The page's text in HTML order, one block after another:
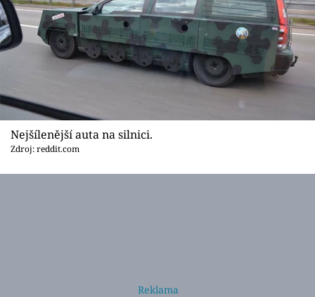
Nejšílenější auta na silnici.
Zdroj: reddit.com